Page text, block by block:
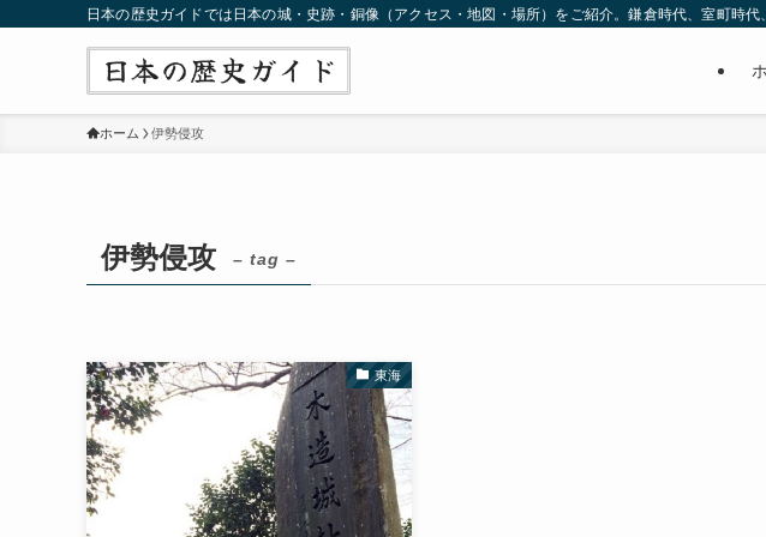
日本の歴史ガイドでは日本の城・史跡・銅像（アクセス・地図・場所）をご紹介。鎌倉時代、室町時
ホーム 伊勢侵攻
伊勢侵攻 – tag –
東海